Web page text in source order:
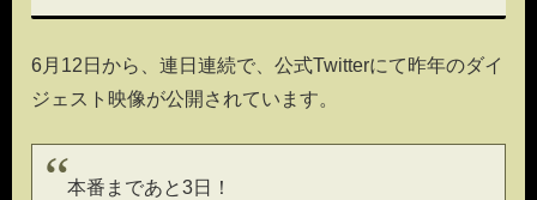
6月12日から、連日連続で、公式Twitterにて昨年のダイ
ジェスト映像が公開されています。
本番まであと3日！